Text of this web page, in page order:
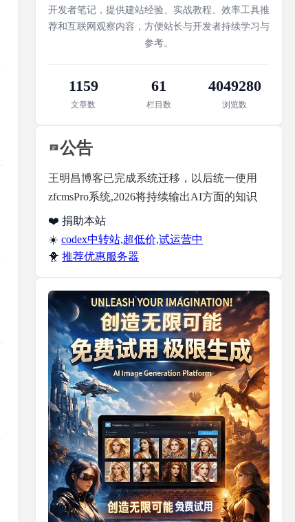
开发者笔记，提供建站经验、实战教程、效率工具推
荐和互联网观察内容，方便站长与开发者持续学习与
参考。
1159
文章数
61
栏目数
4049280
浏览数
公告
王明昌博客已完成系统迁移，以后统一使用
zfcmsPro系统,2026将持续输出AI方面的知识
❤️ 捐助本站
☀️ codex中转站,超低价,试运营中
🐥 推荐优惠服务器